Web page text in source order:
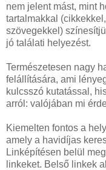
nem jelent mást, mint
tartalmakkal
szövegekkel)
jó találati helyezést.
Természetesen nagy
felállítására, ami
kulcsszó kutatással,
arról: valójában mi
Kiemelten fontos a
amely a havidíjas
Linképítésen belül
linkeket. Belső linkek